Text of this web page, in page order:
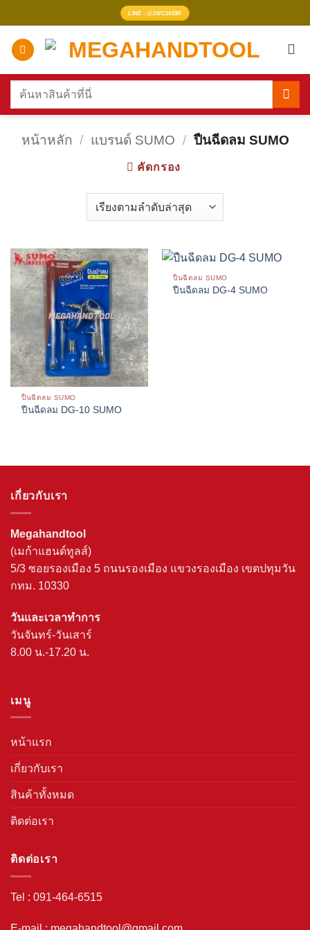
ไป
เนื้อหา
LINE : @JWC2453R
ค้นหา:
หน้าหลัก / แบรนด์ SUMO / ปืนฉีดลม SUMO
คัดกรอง
ปืนฉีดลม SUMO
ปืนฉีดลม DG-10 SUMO
ปืนฉีดลม SUMO
ปืนฉีดลม DG-4 SUMO
เกี่ยวกับเรา
Megahandtool
(เมก้าแฮนด์ทูลส์)
5/3 ซอยรองเมือง 5 ถนนรองเมือง แขวงรองเมือง เขตปทุมวัน
กทม. 10330
วันและเวลาทำการ
วันจันทร์-วันเสาร์
8.00 น.-17.20 น.
เมนู
หน้าแรก
เกี่ยวกับเรา
สินค้าทั้งหมด
ติดต่อเรา
ติดต่อเรา
Tel : 091-464-6515